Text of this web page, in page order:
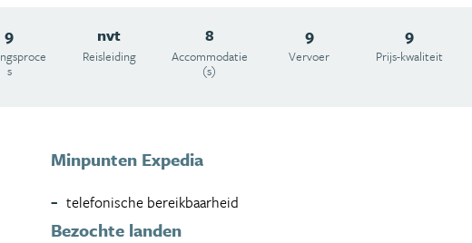
9
s
nvt
Reisleiding
8
Accommodatie
(s)
9
Vervoer
9
Prijs-kwaliteit
Minpunten Expedia
telefonische bereikbaarheid
Bezochte landen